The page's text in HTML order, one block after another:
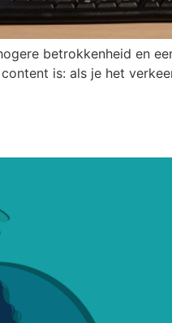
betrokkenheid en
is: als je het